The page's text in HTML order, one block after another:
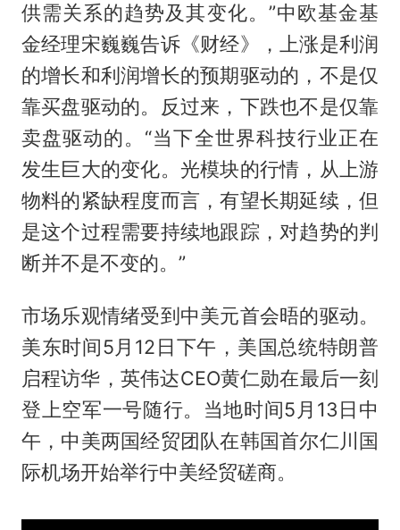
供需关系的趋势及其变化。”中欧基金基
金经理宋巍巍告诉《财经》，上涨是利润
的增长和利润增长的预期驱动的，不是仅
靠买盘驱动的。反过来，下跌也不是仅靠
卖盘驱动的。“当下全世界科技行业正在
发生巨大的变化。光模块的行情，从上游
物料的紧缺程度而言，有望长期延续，但
是这个过程需要持续地跟踪，对趋势的判
断并不是不变的。”
市场乐观情绪受到中美元首会晤的驱动。
美东时间5月12日下午，美国总统特朗普
启程访华，英伟达CEO黄仁勋在最后一刻
登上空军一号随行。当地时间5月13日中
午，中美两国经贸团队在韩国首尔仁川国
际机场开始举行中美经贸磋商。